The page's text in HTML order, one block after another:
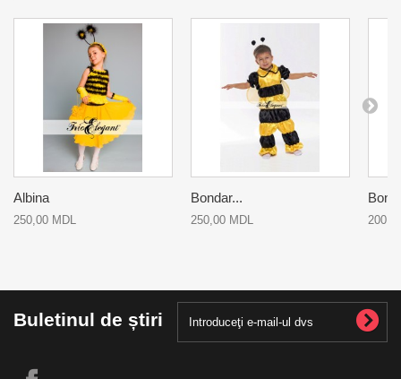
Albina
250,00 MDL
Bondar...
250,00 MDL
Buletinul de știri